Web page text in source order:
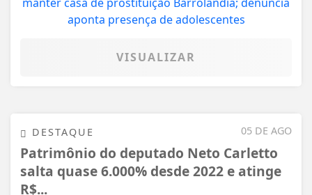
VISUALIZAR
05 DE AGO
DESTAQUE
Patrimônio do deputado Neto Carletto
salta quase 6.000% desde 2022 e atinge
R$...